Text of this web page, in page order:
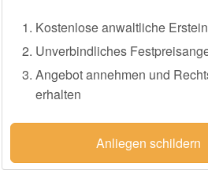
Kostenlose anwaltliche
Unverbindliches
Angebot annehmen und
erhalten
Anliegen schildern